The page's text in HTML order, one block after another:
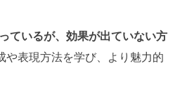
ているが、効果が出ていない方
や表現方法を学び、より魅力的